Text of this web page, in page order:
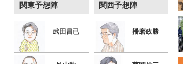
関東予想陣
武田昌已
関西予想陣
播磨政勝